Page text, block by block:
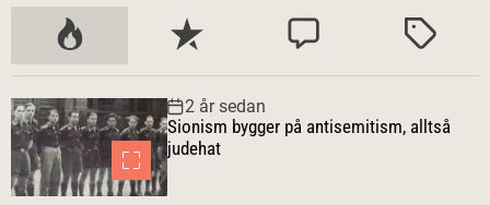
P
u
l
ä
r
S
e
a
s
e
M
t
2 år sedan
Sionism bygger på antisemitism, alltså
judehat